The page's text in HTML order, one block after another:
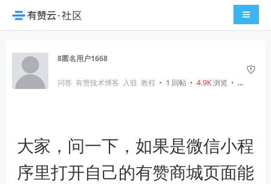
导航切
8匿名用户1668
问答 有赞技术博客 入驻 教程 • 1 回帖 • 4.9K浏览 • 6 年前
大家，问一下，如果是微信小程
序里打开自己的有赞商城页面能